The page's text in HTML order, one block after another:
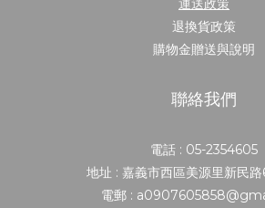
運送政策
退換貨政策
購物金贈送與說明
聯絡我們
電話 : 05-2354605
地址 : 嘉義市西區美源里新民
電郵 :